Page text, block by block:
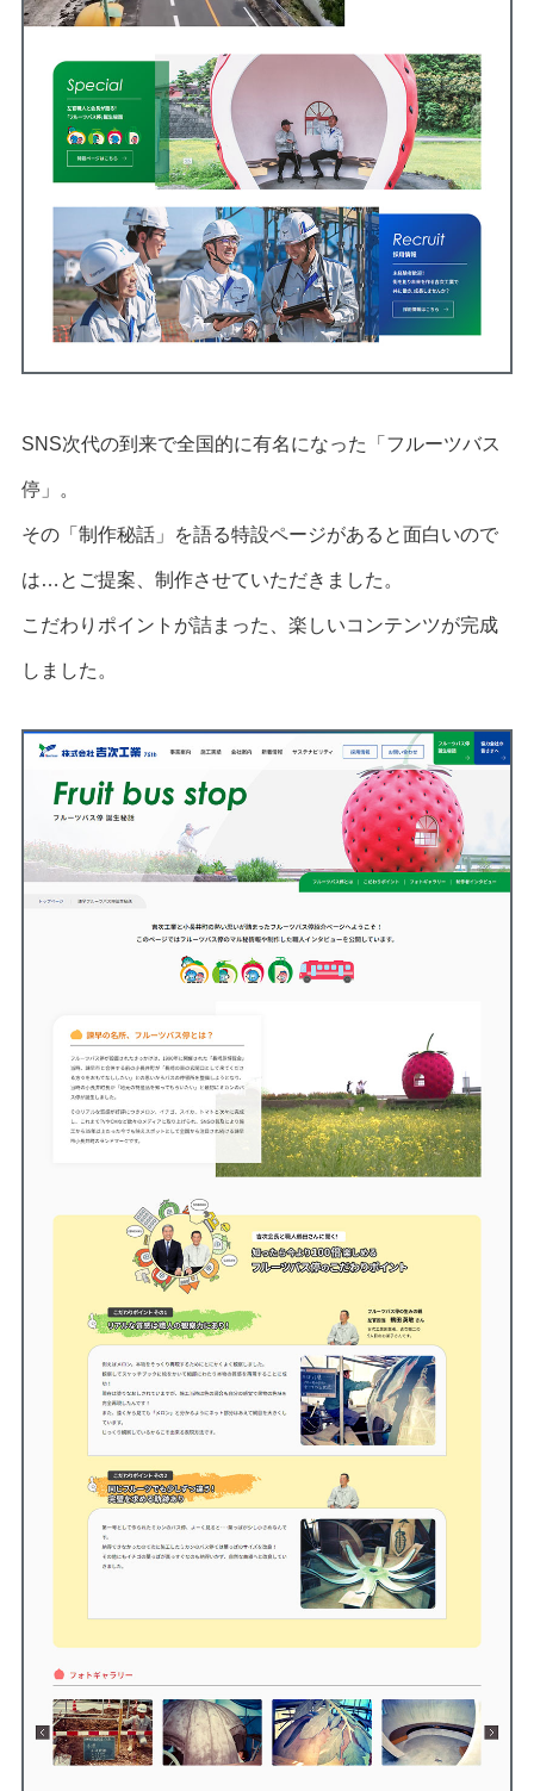
SNS次代の到来で全国的に有名になった「フルーツバス
停」。
その「制作秘話」を語る特設ページがあると面白いので
は…とご提案、制作させていただきました。
こだわりポイントが詰まった、楽しいコンテンツが完成
しました。